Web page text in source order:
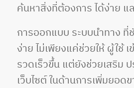
ค้นหาสิ่งที่ต้องการ ได้ง่าย แ
การออกแบบ ระบบนำทาง ที่
ง่าย ไม่เพียงแค่ช่วยให้ ผู้ใช้
รวดเร็วขึ้น แต่ยังช่วยเสริม
เว็บไซต์ ในด้านการเพิ่มยอด